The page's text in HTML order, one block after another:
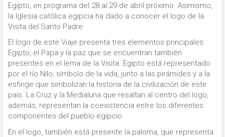
Egipto, en programa del 28 al 29 de abril próximo. Asimismo,
la Iglesia católica egipcia ha dado a conocer el logo de la
Visita del Santo Padre.
El logo de este Viaje presenta tres elementos principales:
Egipto, el Papa y la paz que se encuentran también
presentes en el lema de la Visita. Egipto está representado
por el río Nilo, símbolo de la vida, junto a las pirámides y a la
esfinge que simbolizan la historia de la civilización de este
país. La Cruz y la Medialuna que resaltan al centro del logo,
además, representan la coexistencia entre los diferentes
componentes del pueblo egipcio.
En el logo, también está presente la paloma, que representa